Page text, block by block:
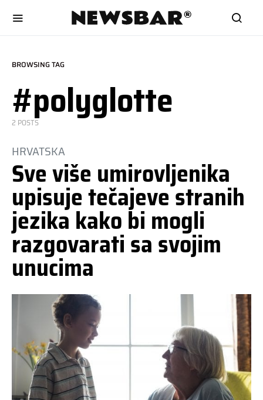
BROWSING TAG
#polyglotte
2 POSTS
HRVATSKA
Sve više umirovljenika
upisuje tečajeve stranih
jezika kako bi mogli
razgovarati sa svojim
unucima